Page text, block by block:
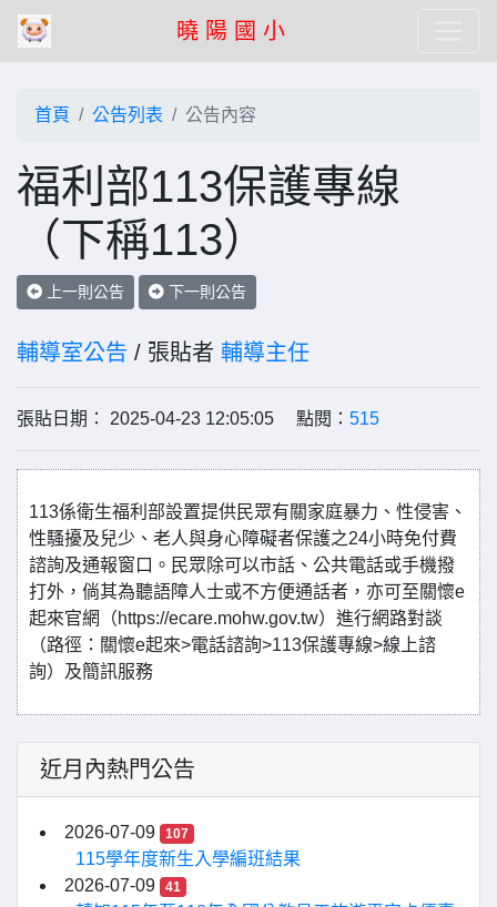
曉 陽 國 小
首頁 公告列表 公告內容
福利部113保護專線
（下稱113）
上一則公告 下一則公告
輔導室公告 / 張貼者 輔導主任
張貼日期： 2025-04-23 12:05:05 點閱： 515
113係衛生福利部設置提供民眾有關家庭暴力、性侵害、
性騷擾及兒少、老人與身心障礙者保護之24小時免付費
諮詢及通報窗口。民眾除可以市話、公共電話或手機撥
打外，倘其為聽語障人士或不方便通話者，亦可至關懷e
起來官網（https://ecare.mohw.gov.tw）進行網路對談
（路徑：關懷e起來>電話諮詢>113保護專線>線上諮
詢）及簡訊服務
近月內熱門公告
2026-07-09 107
115學年度新生入學編班結果
2026-07-09
41